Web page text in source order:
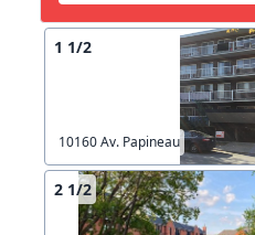
1 1/2
10160 Av. Papineau
2 1/2